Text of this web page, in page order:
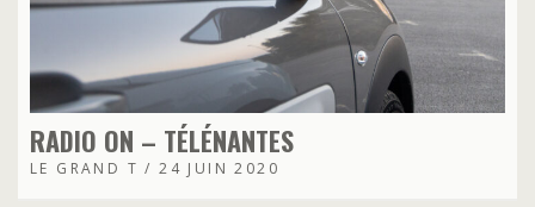
RADIO ON – TÉLÉNANTES
LE GRAND T / 24 JUIN 2020